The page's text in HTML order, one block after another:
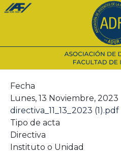
Pasar
Secondary menu
Fecha
Lunes, 13 Noviembre, 2023
directiva_11_13_2023 (1).pdf
Tipo de acta
Directiva
Instituto o Unidad